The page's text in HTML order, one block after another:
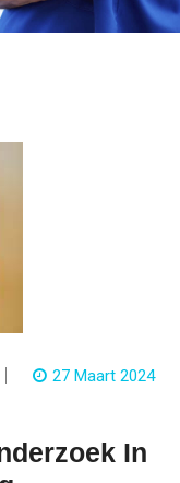
27 Maart 2024
In